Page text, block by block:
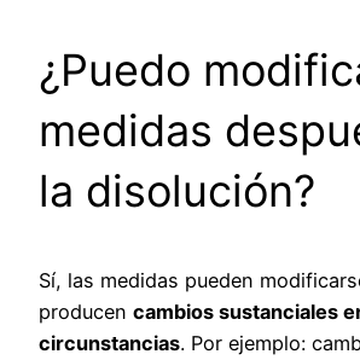
¿Puedo
medidas
la disolución?
Sí, las medidas pueden
producen cambios sustanciales
circunstancias. Por ejemplo: